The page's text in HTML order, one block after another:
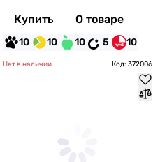
Купить О товаре
10 10 10 5 10
Нет в наличии Код: 372006